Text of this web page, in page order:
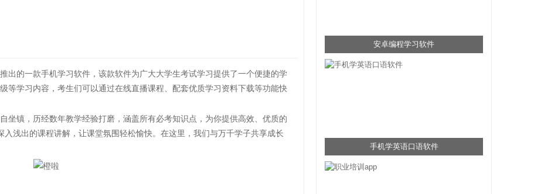
出的一款手机学习软件，该款软件为广大大学生考试学习提供了一个便捷的学
等学习内容，考生们可以通过在线直播课程、配套优质学习资料下载等功能快
镇，历经数年教学经验打磨，涵盖所有必考知识点，为你提供高效、优质的
浅出的课程讲解，让课堂氛围轻松愉快。在这里，我们与万千学子共享成长
安卓编程学习软件
手机学英语口语软件